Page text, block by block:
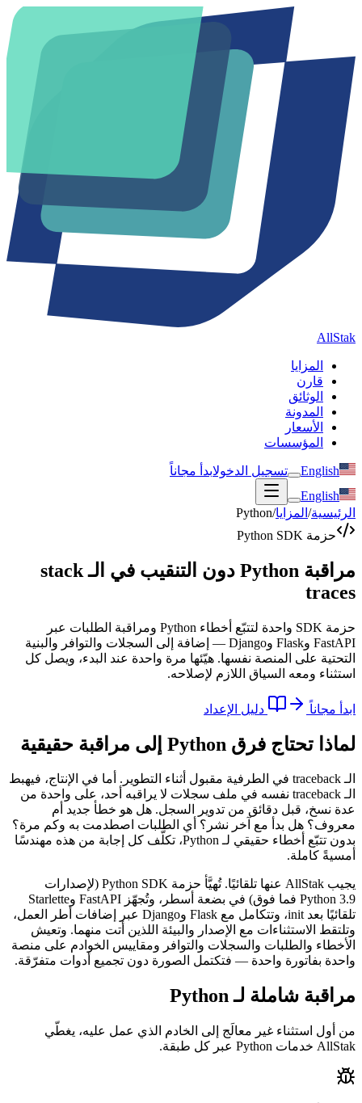
AllStak
المزايا
قارن
الوثائق
المدونة
الأسعار
المؤسسات
English تسجيل الدخولابدأ مجاناً
English
الرئيسية/ المزايا/
Python
حزمة Python SDK
مراقبة Python دون التنقيب في الـ stack
traces
حزمة SDK واحدة لتتبّع أخطاء Python ومراقبة الطلبات عبر
FastAPI وFlask وDjango — إضافة إلى السجلات والتوافر والبنية
التحتية على المنصة نفسها. هيّئها مرة واحدة عند البدء، ويصل كل
استثناء ومعه السياق اللازم لإصلاحه.
ابدأ مجاناً دليل الإعداد
لماذا تحتاج فرق Python إلى مراقبة حقيقية
الـ traceback في الطرفية مقبول أثناء التطوير. أما في الإنتاج، فيهبط
الـ traceback نفسه في ملف سجلات لا يراقبه أحد، على واحدة من
عدة نسخ، قبل دقائق من تدوير السجل. هل هو خطأ جديد أم
معروف؟ هل بدأ مع آخر نشر؟ أي الطلبات اصطدمت به وكم مرة؟
بدون تتبّع أخطاء حقيقي لـ Python، تكلّف كل إجابة من هذه مهندسًا
أمسيةً كاملة.
يجيب AllStak عنها تلقائيًا. تُهيَّأ حزمة Python SDK (لإصدارات
Python 3.9 فما فوق) في بضعة أسطر، وتُجهّز FastAPI وStarlette
تلقائيًا بعد init، وتتكامل مع Flask وDjango عبر إضافات أطر العمل،
وتلتقط الاستثناءات مع الإصدار والبيئة اللذين أتت منهما. وتعيش
الأخطاء والطلبات والسجلات والتوافر ومقاييس الخوادم على منصة
واحدة بفاتورة واحدة — فتكتمل الصورة دون تجميع أدوات متفرّقة.
مراقبة شاملة لـ Python
من أول استثناء غير معالَج إلى الخادم الذي عمل عليه، يغطّي
AllStak خدمات Python عبر كل طبقة.